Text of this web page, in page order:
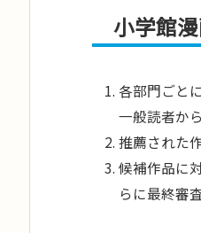
小学館
各部門ごと
一般読者か
推薦された
候補作品に
らに最終審